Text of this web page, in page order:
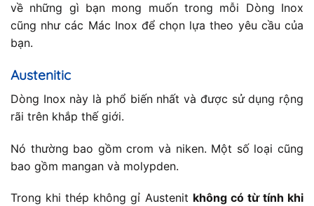
về những gì bạn mong muốn trong mỗi Dòng Inox
cũng như các Mác Inox để chọn lựa theo yêu cầu của
bạn.
Austenitic
Dòng Inox này là phổ biến nhất và được sử dụng rộng
rãi trên khắp thế giới.
Nó thường bao gồm crom và niken. Một số loại cũng
bao gồm mangan và molypden.
Trong khi thép không gỉ Austenit không có từ tính khi